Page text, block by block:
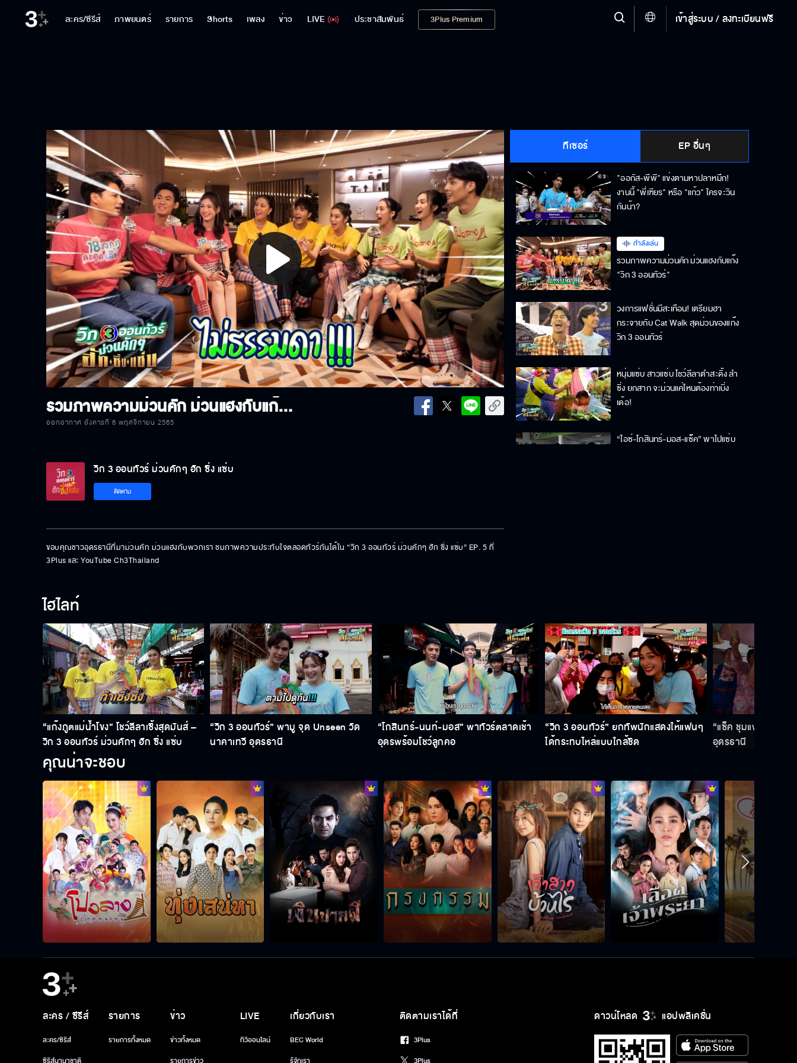
ละคร/ซีรีส์ ภาพยนตร์ รายการ Shorts เพลง ข่าว LIVE ประชาสัมพันธ์ 3Plus Premium เข้าสู่ระบบ / ลงทะเบียนฟรี
Play
Video
รวมภาพความม่วนคัก ม่วนแฮงกับแก๊ง "วิก 3 ออนทัวร์"
ออกอากาศ อังคารที่ 8 พฤศจิกายน 2565
ทีเซอร์ EP อื่นๆ
"ออกัส-พีพี" แข่งตามหาปลาหมึก!
งานนี้ "พี่เฑียร" หรือ "แก้ว" ใครจะวิน
กันน้า?
กำลังเล่น
รวมภาพความม่วนคัก ม่วนแฮงกับแก๊ง
"วิก 3 ออนทัวร์"
วงการแฟชั่นมีสะเทือน! เตรียมฮา
กระจายกับ Cat Walk สุดม่วนของแก๊ง
วิก 3 ออนทัวร์
หนุ่มแซ่บ สาวแซ่บ โชว์ลีลาตำสะดิ้ง ลำ
ซิ่ง ยกสาก จะม่วนแค่ไหนต้องท่าเบิ่ง
เด้อ!
“ไอซ์-โกสินทร์-มอส-แซ็ค” พาไปแซ่บ
“วิก 3 ออนทัวร์” ยกทัพนักแสดงให้
แฟนๆ ได้กระทบไหล่แบบใกล้ชิด
“อุ้ม-ยิหวา-นิ้ง-น้ำฟ้า” เช็กอินเป็ด
เหลือง หนองประจักษ์ – วิก 3 ออนทัวร์
ม่วนคักๆ ฮัก ซิ่ง แซ่บ
ม่วนคักๆ ฮัก ซิ่ง แซ่บ
วิก 3 ออนทัวร์ ม่วนคักๆ ฮัก ซิ่ง แซ่บ
ติดตาม
ขอบคุณชาวอุดรธานีที่มาม่วนคัก ม่วนแฮงกับพวกเรา ชมภาพความประทับใจตลอดทัวร์กันได้ใน “วิก 3 ออนทัวร์ ม่วนคักๆ ฮัก ซิ่ง แซ่บ” EP. 5 ที่
3Plus และ YouTube Ch3Thailand
ไฮไลท์
“แก๊งภูตแม่น้ำโขง” โชว์ลีลาเซิ้งสุดมันส์ –
วิก 3 ออนทัวร์ ม่วนคักๆ ฮัก ซิ่ง แซ่บ
“วิก 3 ออนทัวร์” พามู จุด Unseen วัด
นาคาเทวี อุดรธานี
“โกสินทร์-นนท์-มอส” พาทัวร์ตลาดเช้า
อุดรพร้อมโชว์ลูกคอ
“วิก 3 ออนทัวร์” ยกทัพนักแสดงให้แฟนๆ
ได้กระทบไหล่แบบใกล้ชิด
“แซ็ค ชุมแพ” เช็กเร
อุดรธานี
คุณน่าจะชอบ
ดาวน์โหลด แอปพลิเคชั่น
ละคร / ซีรีส์
ละคร/ซีรีส์
รายการ
รายการทั้งหมด
ข่าว
ข่าวทั้งหมด
LIVE
ทีวีออนไลน์
เกี่ยวกับเรา
BEC World
ติดตามเราได้ที่
3Plus